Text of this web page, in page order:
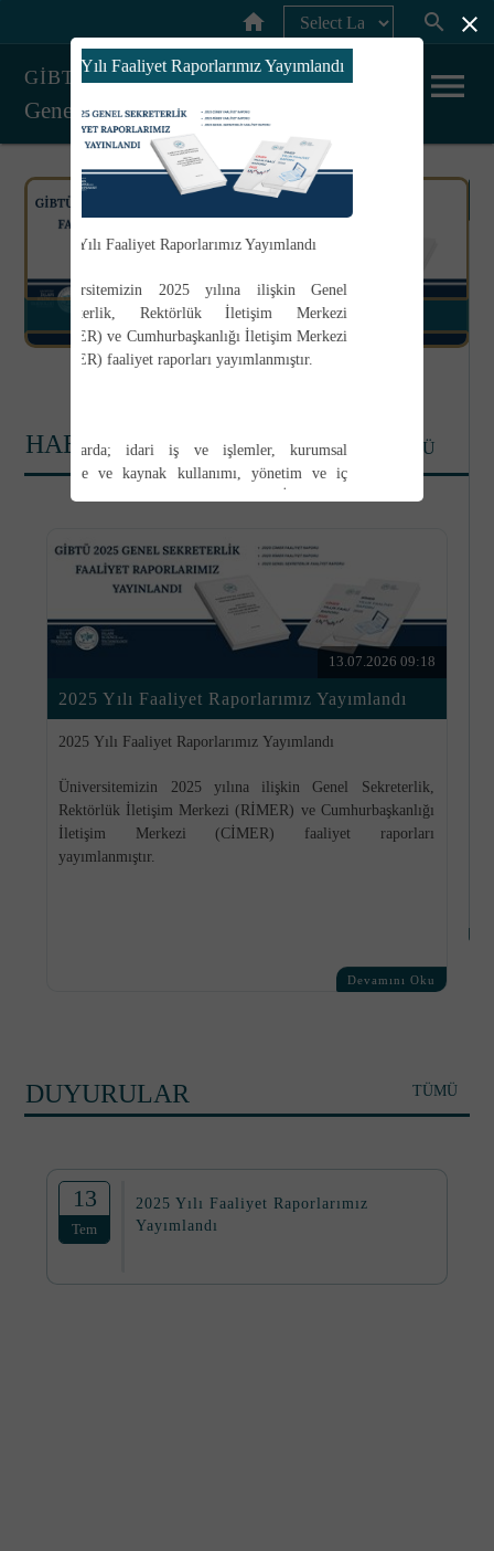
home
Powered by
search
GİBTÜ
Genel Sekreterlik
menu
2025 Yılı Faaliyet Raporlarımız Yayımlandı
HABERLER TÜMÜ
13.07.2026 09:18
2025 Yılı Faaliyet Raporlarımız Yayımlandı
2025 Yılı Faaliyet Raporlarımız Yayımlandı
Üniversitemizin 2025 yılına ilişkinGenel Sekreterlik,
Rektörlük İletişim Merkezi (RİMER) veCumhurbaşkanlığı
İletişim Merkezi (CİMER) faaliyet raporları
yayımlanmıştır.
Devamını Oku
DUYURULAR TÜMÜ
13
Tem
2025 Yılı Faaliyet Raporlarımız
Yayımlandı
close
2025 Yılı Faaliyet Raporlarımız Yayımlandı
2025 Yılı Faaliyet Raporlarımız Yayımlandı
Üniversitemizin 2025 yılına ilişkin Genel
Sekreterlik, Rektörlük İletişim Merkezi
(RİMER) ve Cumhurbaşkanlığı İletişim Merkezi
(CİMER) faaliyet raporları yayımlanmıştır.
Raporlarda; idari iş ve işlemler, kurumsal
kapasite ve kaynak kullanımı, yönetim ve iç
kontrol uygulamaları ile birlikte RİMER ve
başvuruların türleri, sayıları ve birimlere göre
dağılımları detaylı istatistiklerle sunulmaktadır.
Şeffaflık, hesap verebilirlik ve sürekli iyileştirme
ilkeleri doğrultusunda hazırlanan faaliyet
raporlarımız, üniversitemizin 2025 yılı boyunca
değerlendirme niteliği taşımaktadır.
Faaliyet Raporlarımıza Ulaşmak İçin Tıklayınız